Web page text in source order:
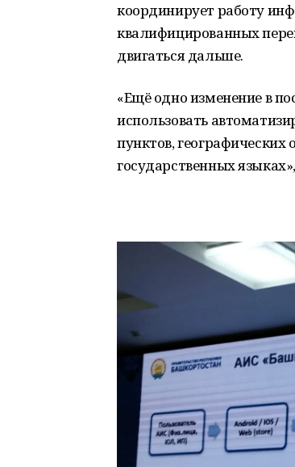
координирует работу
квалифицированных
двигаться дальше.
«Ещё одно изменение в
использовать
пунктов,
государственных